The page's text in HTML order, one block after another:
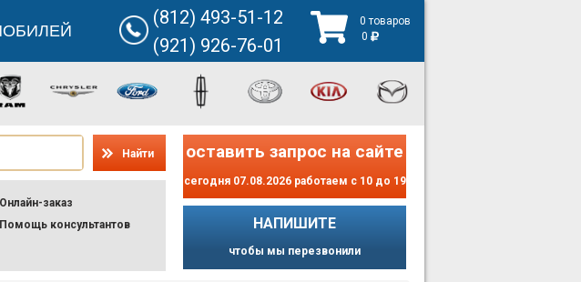
(812) 493-51-12
(921) 926-76-01
0 товаров
0
Найти
Онлайн-заказ
Помощь консультантов
оставить запрос на сайте
сегодня 07.08.2026 работаем с 10 до 19
НАПИШИТЕ
чтобы мы перезвонили